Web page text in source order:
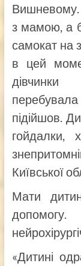
Вишневому.
з мамою, а
самокат на
в цей
дівчинки
підійшов.
гойдалки,
Київської
Мати
«Дитині